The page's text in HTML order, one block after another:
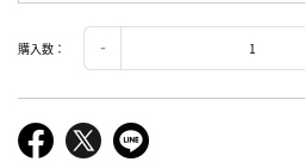
購入数：